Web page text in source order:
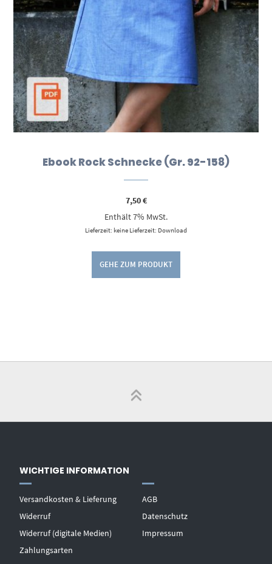
Ebook Rock Schnecke (Gr. 92-158)
7,50€
Enthält 7% MwSt.
Lieferzeit: keine Lieferzeit: Download
GEHE ZUM PRODUKT
WICHTIGE INFORMATION
Versandkosten & Lieferung
Widerruf
Widerruf (digitale Medien)
Zahlungsarten
AGB
Datenschutz
Impressum